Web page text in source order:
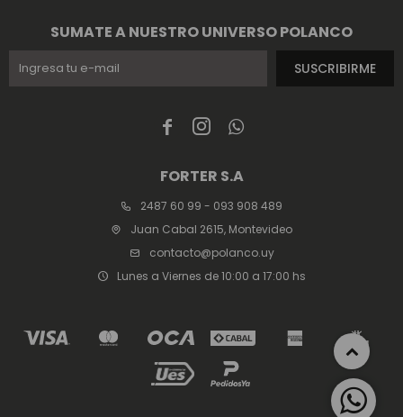
  
FORTER S.A
2487 60 99 - 093 908 489
Juan Cabal 2615, Montevideo
contacto@polanco.uy
Lunes a Viernes de 10:00 a 17:00 hs
SUMATE A NUESTRO UNIVERSO POLANCO
SUSCRIBIRME